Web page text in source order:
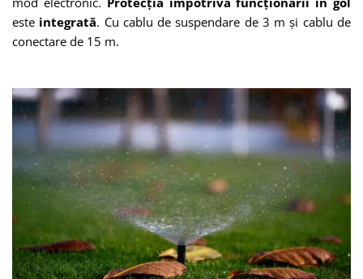
este integrată. Cu cablu de suspendare de 3 m și cablu de
conectare de 15 m.